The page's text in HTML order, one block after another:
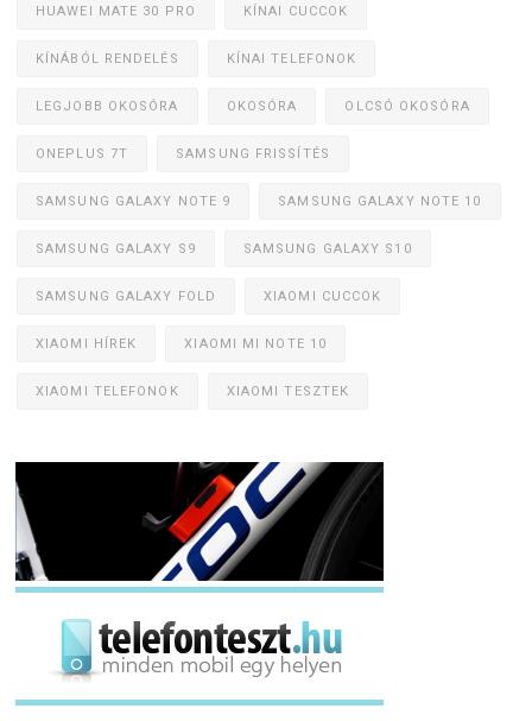
HUAWEI MATE 30 PRO KÍNAI CUCCOK
KÍNÁBÓL RENDELÉS KÍNAI TELEFONOK
LEGJOBB OKOSÓRA OKOSÓRA OLCSÓ OKOSÓRA
ONEPLUS 7T SAMSUNG FRISSÍTÉS
SAMSUNG GALAXY NOTE 9 SAMSUNG GALAXY NOTE 10
SAMSUNG GALAXY S9 SAMSUNG GALAXY S10
SAMSUNG GALAXY FOLD XIAOMI CUCCOK
XIAOMI HÍREK XIAOMI MI NOTE 10
XIAOMI TELEFONOK XIAOMI TESZTEK